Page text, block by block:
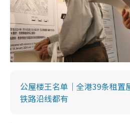
公屋楼王名单｜全港39条租置
铁路沿线都有